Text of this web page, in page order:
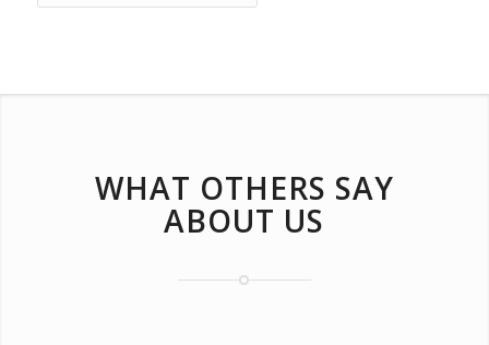
WHAT OTHERS SAY
ABOUT US